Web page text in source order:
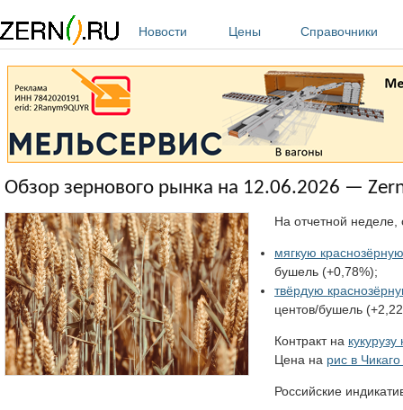
Новости
Цены Справочники
Обзор зернового рынка на 12.06.2026 —
На отчетной
мягкую
бушель (+0,78%);
твёрдую
центов/бушель
Контракт на
Цена на рис в
Российские